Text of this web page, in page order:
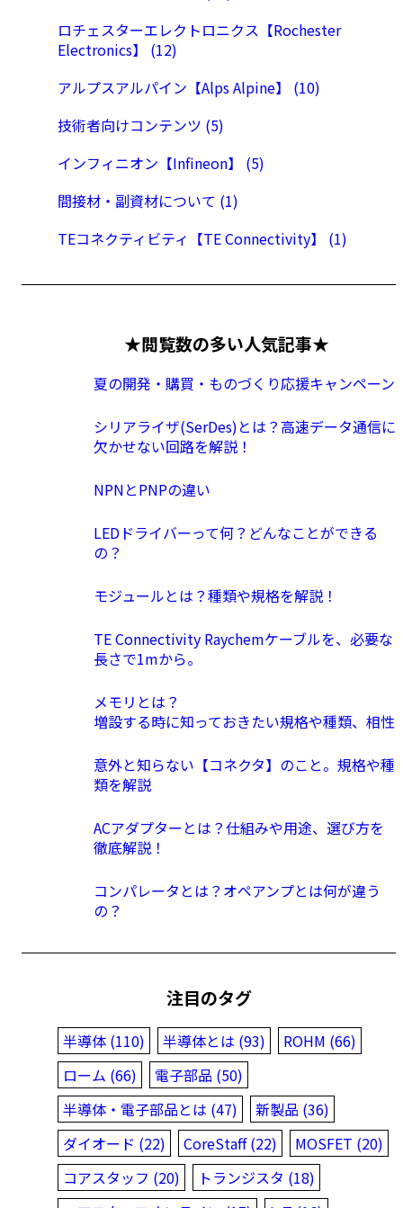
ロチェスターエレクトロニクス【Rochester
Electronics】 (12)
アルプスアルパイン【Alps Alpine】 (10)
技術者向けコンテンツ (5)
インフィニオン【Infineon】 (5)
間接材・副資材について (1)
TEコネクティビティ【TE Connectivity】 (1)
★閲覧数の多い人気記事★
夏の開発・購買・ものづくり応援キャンペーン
シリアライザ(SerDes)とは？高速データ通信に
欠かせない回路を解説！
NPNとPNPの違い
LEDドライバーって何？どんなことができる
の？
モジュールとは？種類や規格を解説！
TE Connectivity Raychemケーブルを、必要な
長さで1mから。
メモリとは？
増設する時に知っておきたい規格や種類、相性
意外と知らない【コネクタ】のこと。規格や種
類を解説
ACアダプターとは？仕組みや用途、選び方を
徹底解説！
コンパレータとは？オペアンプとは何が違う
の？
注目のタグ
半導体 (110) 半導体とは (93)
ROHM (66)
ローム (66)
電子部品 (50)
半導体・電子部品とは (47)
新製品 (36)
ダイオード (22)
CoreStaff (22)
MOSFET (20)
コアスタッフ (20)
トランジスタ (18)